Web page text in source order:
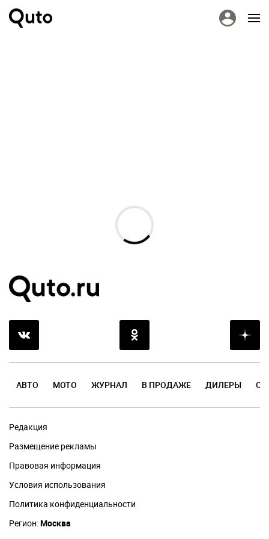
АВТО МОТО ЖУРНАЛ В ПРОДАЖЕ ДИЛЕРЫ
Редакция
Размещение рекламы
Правовая информация
Условия использования
Политика конфиденциальности
Регион:Москва